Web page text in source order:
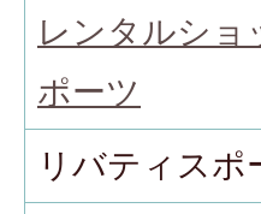
レンタルショ
ポーツ
リバティスポ